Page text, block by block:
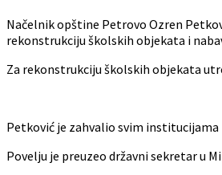
Načelnik opštine Petrovo Ozren
rekonstrukciju školskih objekata i
Za rekonstrukciju školskih objekata
Petković je zahvalio svim
Povelju je preuzeo državni sekretar u